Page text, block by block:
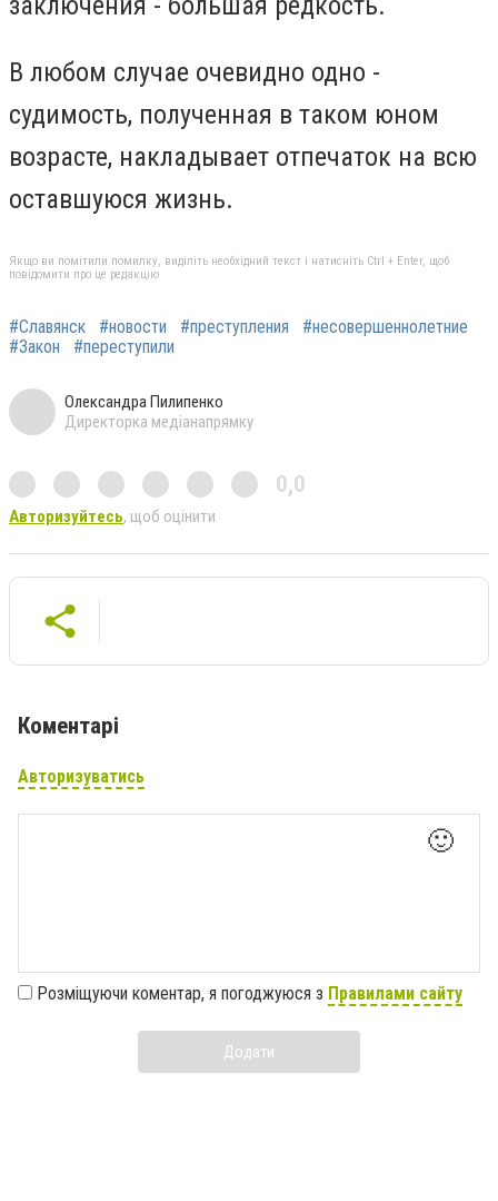
В любом случае очевидно одно -
судимость, полученная в таком юном
возрасте, накладывает отпечаток на всю
оставшуюся жизнь.
Якщо ви помітили помилку, виділіть необхідний текст і натисніть Ctrl + Enter, щоб
повідомити про це редакцію
#Славянск #новости #преступления
#несовершеннолетние
#Закон
#переступили
Олександра Пилипенко
Директорка медіанапрямку
0,0
Авторизуйтесь, щоб оцінити
Коментарі
Авторизуватись
🙂
Розміщуючи коментар, я погоджуюся з Правилами сайту
Додати